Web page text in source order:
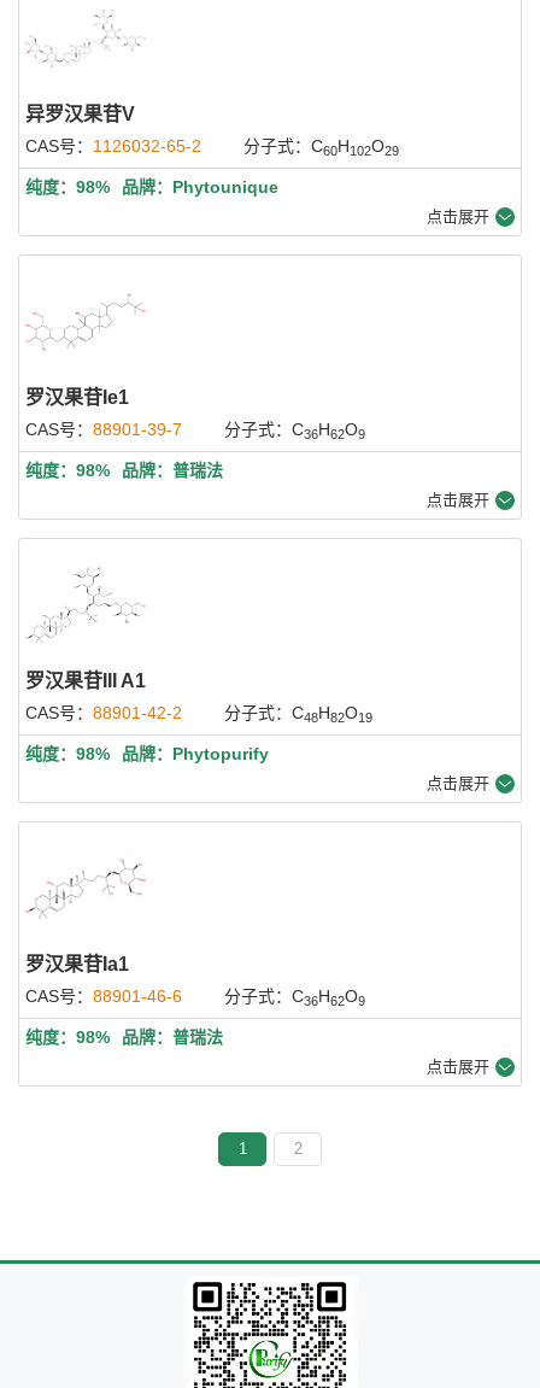
异罗汉果苷V
CAS号： 1126032-65-2 分子式：C60H102O29
纯度：98% 品牌：Phytounique
点击展开
罗汉果苷Ie1
CAS号： 88901-39-7 分子式：C36H62O9
纯度：98% 品牌：普瑞法
点击展开
罗汉果苷III A1
CAS号： 88901-42-2 分子式：C48H82O19
纯度：98% 品牌：Phytopurify
点击展开
罗汉果苷Ia1
CAS号： 88901-46-6 分子式：C36H62O9
纯度：98% 品牌：普瑞法
点击展开
1 2